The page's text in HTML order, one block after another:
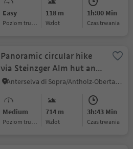
Easy
Poziom trudności
118 m
Wzlot
1h:00 Min
czas trwania
Panoramic circular hike
via Steinzger Alm hut and
Vogelgrand to Staller
Anterselva di Sopra/Antholz-Obertal, Rasen-Antholz/Rasun Anterselva, Dolomites Region Kronplatz/Plan de Corones
Medium
Poziom trudności
714 m
Wzlot
3h:43 Min
czas trwania